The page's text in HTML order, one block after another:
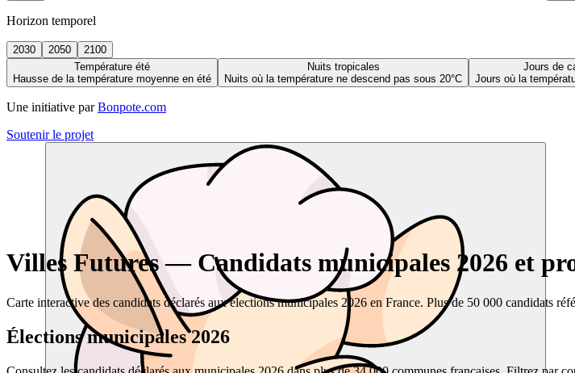
Horizon temporel
2030 2050
2100
Température été
Hausse de la température moyenne en été
Nuits tropicales
Nuits où la température ne descend pas sous 20°C
Jours de
Jours où la
Une initiative par Bonpote.com
Soutenir le projet
Villes Futures — Candidats municipales 2026 et
Carte interactive des candidats déclarés aux élections municipales 2026 en France. Plus de 50 000 candidats
Élections municipales 2026